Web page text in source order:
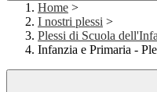
Home >
I nostri plessi >
Plessi di Scuola
Infanzia e Primaria -